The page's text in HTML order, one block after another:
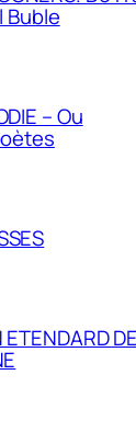
Buble
– Ou
DE